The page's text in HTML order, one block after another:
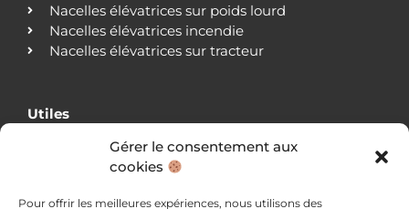
Gérer le consentement aux
cookies
Pour offrir les meilleures expériences, nous utilisons des
Nacelles élévatrices sur poids lourd
Nacelles élévatrices incendie
Nacelles élévatrices sur tracteur
Utiles
Qui sommes-nous ?
Nos agences